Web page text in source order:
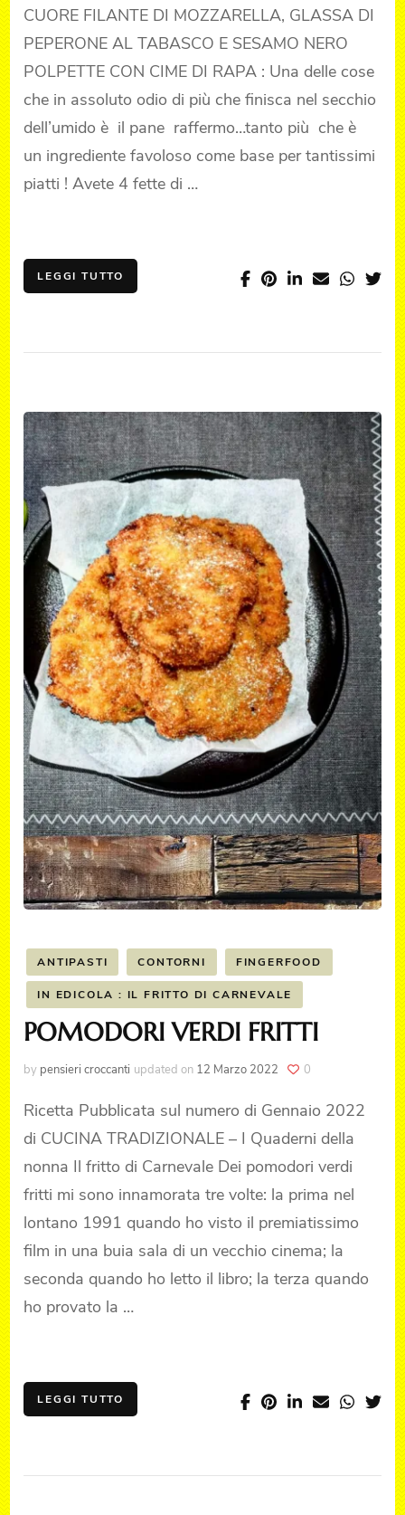
DI
RAPA
-
N.6
CUORE FILANTE DI MOZZARELLA, GLASSA DI
PEPERONE AL TABASCO E SESAMO NERO
POLPETTE CON CIME DI RAPA : Una delle cose
che in assoluto odio di più che finisca nel secchio
dell’umido è il pane raffermo…tanto più che è
un ingrediente favoloso come base per tantissimi
piatti ! Avete 4 fette di …
LEGGI TUTTO
ANTIPASTI CONTORNI FINGERFOOD
IN EDICOLA : IL FRITTO DI CARNEVALE
POMODORI VERDI FRITTI
by pensieri croccanti updated on 12 Marzo 2022 0
Ricetta Pubblicata sul numero di Gennaio 2022
di CUCINA TRADIZIONALE – I Quaderni della
nonna Il fritto di Carnevale Dei pomodori verdi
fritti mi sono innamorata tre volte: la prima nel
lontano 1991 quando ho visto il premiatissimo
film in una buia sala di un vecchio cinema; la
seconda quando ho letto il libro; la terza quando
ho provato la …
LEGGI TUTTO